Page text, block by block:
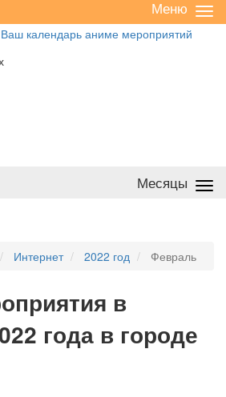
/
Меню
Месяцы
Интернет 2022 год Февраль
в
года в городе